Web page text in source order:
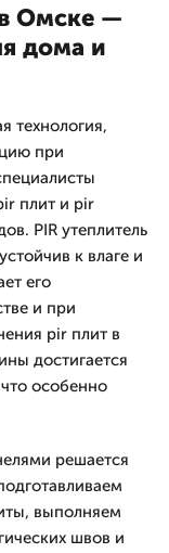
Омске —
дома и
технология,
при
плит и pir
PIR утеплитель
к влаге и
его
и при
pir плит в
достигается
особенно
решается
выполняем
швов и